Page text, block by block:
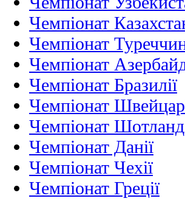
Чемпіонат
Чемпіонат
Чемпіонат
Чемпіонат Бразилії
Чемпіонат
Чемпіонат
Чемпіонат Данії
Чемпіонат Чехії
Чемпіонат Греції